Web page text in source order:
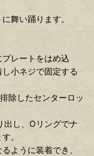
舞い踊ります。
レートをはめ込
小ネジで固定する
除したセンターロッ
出し、Oリングでナ
。
ように装着でき、